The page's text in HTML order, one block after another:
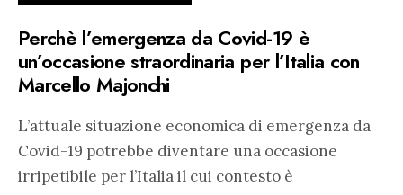
Perchè l’emergenza da Covid-19 è
un’occasione straordinaria per l’Italia con
Marcello Majonchi
L’attuale situazione economica di emergenza da
Covid-19 potrebbe diventare una occasione
irripetibile per l’Italia il cui contesto è